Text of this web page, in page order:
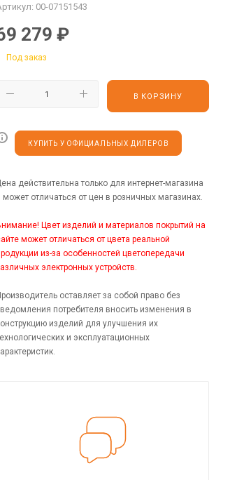
00-07151543
279 ₽
Под заказ
В КОРЗИНУ
КУПИТЬ У ОФИЦИАЛЬНЫХ ДИЛЕРОВ
действительна только для интернет-магазина
может отличаться от цен в розничных магазинах.
Цвет изделий и материалов покрытий на
может отличаться от цвета реальной
из-за особенностей цветопередачи
электронных устройств.
оставляет за собой право без
потребителя вносить изменения в
изделий для улучшения их
и эксплуатационных